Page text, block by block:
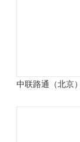
中联路通（北京